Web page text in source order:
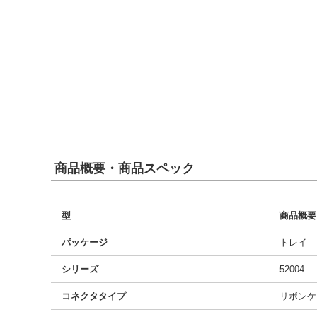
商品概要・商品スペック
型 商品概要
パッケージ トレイ
シリーズ 52004
コネクタタイプ リボン